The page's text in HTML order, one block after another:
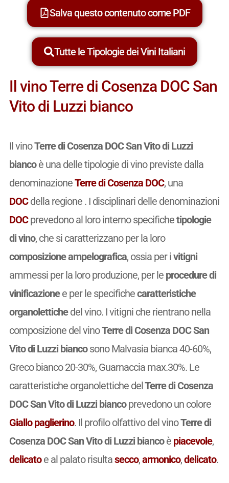
Salva questo contenuto come PDF
Tutte le Tipologie dei Vini Italiani
Il vino Terre di Cosenza DOC San
Vito di Luzzi bianco
Il vinoTerre di Cosenza DOC San Vito di Luzzi
biancoè una delle tipologie di vino previste dalla
denominazioneTerre di Cosenza DOC, una
DOCdella regione . I disciplinari delle denominazioni
DOCprevedono al loro interno specifichetipologie
di vino, che si caratterizzano per la loro
composizione ampelografica, ossia per ivitigni
ammessi per la loro produzione, per le procedure di
vinificazionee per le specifichecaratteristiche
organolettichedel vino. I vitigni che rientrano nella
composizione del vinoTerre di Cosenza DOC San
Vito di Luzzi biancosono Malvasia bianca 40-60%,
Greco bianco 20-30%, Guarnaccia max.30%. Le
caratteristiche organolettiche delTerre di Cosenza
DOC San Vito di Luzzi biancoprevedono un colore
Giallo paglierino. Il profilo olfattivo del vinoTerre di
Cosenza DOC San Vito di Luzzi biancoè piacevole,
delicatoe al palato risultasecco,armonico,delicato.